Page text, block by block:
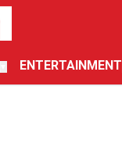
ENTERTAINMENT